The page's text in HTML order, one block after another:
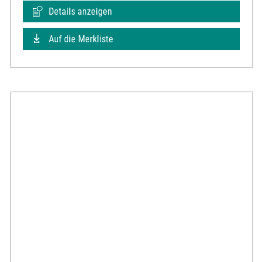
Details anzeigen
Auf die Merkliste